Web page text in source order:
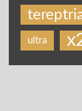
ultra